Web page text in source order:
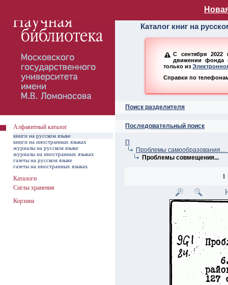
Алфавитный
Каталог книг на
С сентября 2022
движении фонда
только из
Справки по
Поиск разделителя
Последовательный поиск
П
Проблемы самообразования…
Проблемы совмещения...
1
Алфавитный каталог
книги на русском языке
книги на иностранных языках
журналы на русском языке
журналы на иностранных языках
газеты на русском языке
газеты на иностранных языках
Каталоги
Сиглы хранения
Корзина